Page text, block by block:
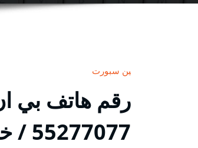
بين سبورت
رقم هاتف بي
55277077 / خدمة عملاء بين سبورت bein